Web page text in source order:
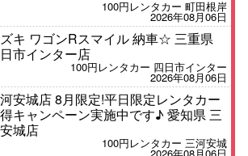
100円レンタカー 町田根岸
2026年08月06日
キ ワゴンRスマイル 納車☆ 三重県
市インター店
100円レンタカー 四日市インター
2026年08月06日
安城店 8月限定!平日限定レンタカー
キャンペーン実施中です♪ 愛知県 三
城店
100円レンタカー 三河安城